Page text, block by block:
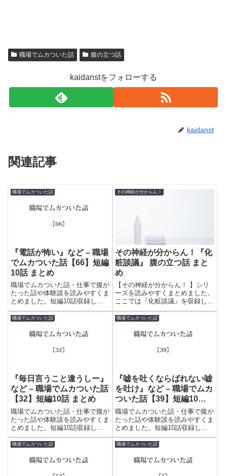
職場でムカついた話 腹の立つ話
kaidanstをフォローする
kaidanst
関連記事
職場でムカついた話
『電話が怖い』など – 職場
でムカついた話【66】短編
10話 まとめ
職場でムカついた話・仕事で腹が
たった話や体験談を読みやすくま
とめました。短編10話収録して
います。陰口、嫌味、使えない人
など日々の苛立ちやストレスを発
その神経が分からん！
その神経が分からん！『化
粧談議』 腹の立つ話 まと
め
【その神経が分からん！ 】シリ
ーズを読みやすくまとめました。
ここでは『化粧談議』を収録して
います。厚かましくて恥知らずな
人たちと遭遇した体験談です。
職場でムカついた話
『毎日言うこと違うしー』
など – 職場でムカついた話
【32】短編10話 まとめ
職場でムカついた話・仕事で腹が
たった話や体験談を読みやすくま
とめました。短編10話収録して
います。陰口、嫌味、使えない人
など日々の苛立ちやストレスを発
職場でムカついた話
『嘘を吐くならばれない嘘
を吐け』など – 職場でムカ
ついた話【39】短編10話
まとめ
職場でムカついた話・仕事で腹が
たった話や体験談を読みやすくま
とめました。短編10話収録して
います。陰口、嫌味、使えない人
など日々の苛立ちやストレスを発
職場でムカついた話 職場でムカついた話